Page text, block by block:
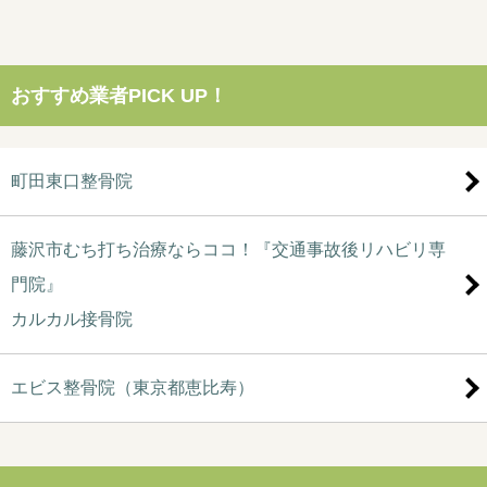
おすすめ業者PICK UP！
町田東口整骨院
藤沢市むち打ち治療ならココ！『交通事故後リハビリ専
門院』
カルカル接骨院
エビス整骨院（東京都恵比寿）